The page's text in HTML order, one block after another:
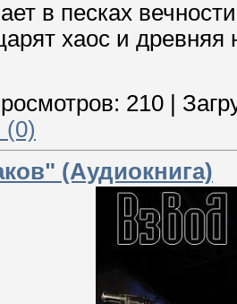
в песках
хаос и
210 |
(0)
(Аудиокнига)